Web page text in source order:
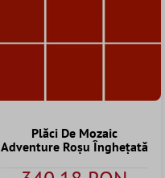
Plăci De Mozaic
Adventure Roșu Înghețată